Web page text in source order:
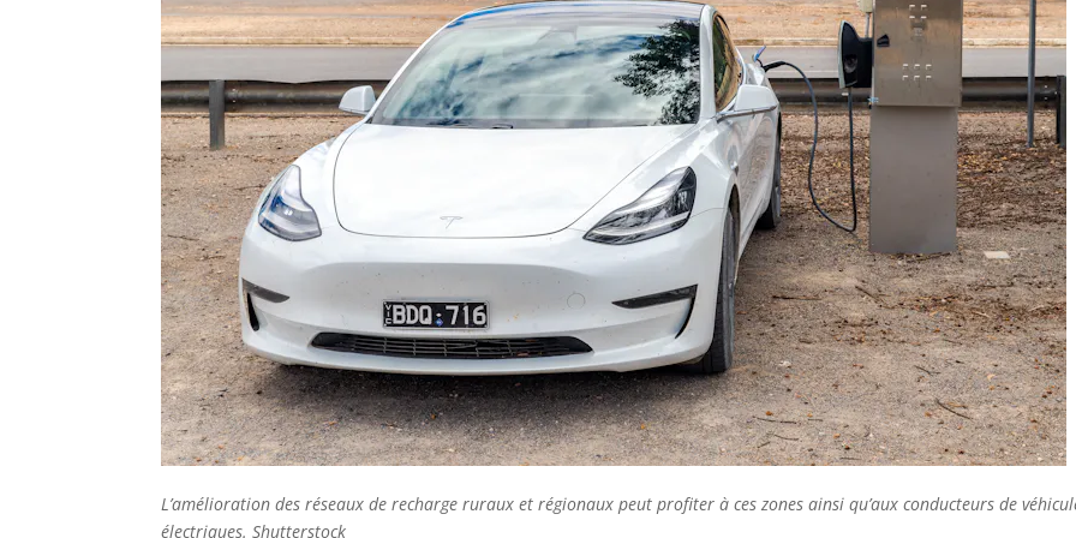
L’amélioration des réseaux de recharge ruraux et régionaux peut profiter à ces zones ainsi qu’aux conducteurs de
électriques. Shutterstock